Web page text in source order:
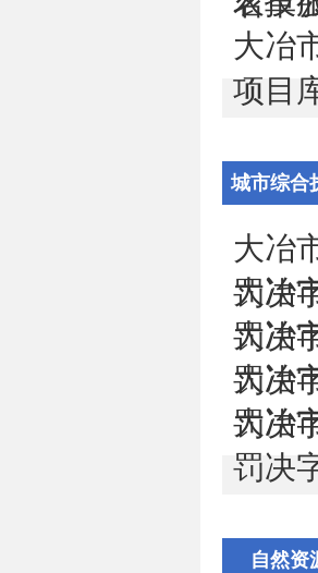
大冶
项目
城市综合
大冶
罚决
大冶
罚决
大冶
罚决
大冶
罚决
大冶
罚决
自然资